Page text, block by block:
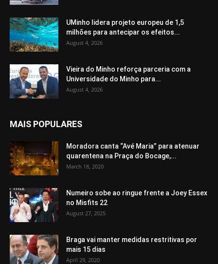
UMinho lidera projeto europeu de 1,5
milhões para antecipar os efeitos...
August 4, 2026
Vieira do Minho reforça parceria com a
Universidade do Minho para...
August 4, 2026
MAIS POPULARES
Moradora canta “Avé Maria” para atenuar
quarentena na Praça do Bocage,...
March 18, 2020
Numeiro sobe ao ringue frente a Joey Essex
no Misfits 22
August 27, 2025
Braga vai manter medidas restritivas por
mais 15 dias
April 29, 2020